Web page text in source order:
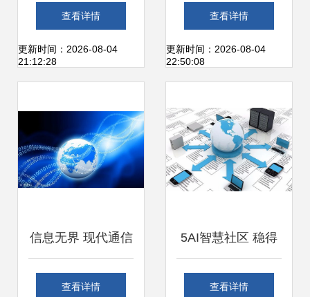
看准网携手
SharePo，解密招
查看详情
更新时间：2026-08-04
21:12:28
行业的互联网转型
先锋
查看详情
更新时间：2026-08-04
22:50:08
信息无界 现代通信
技术与网络开发重
查看详情
5AI智慧社区 稳得
住当下，看得到未
查看详情